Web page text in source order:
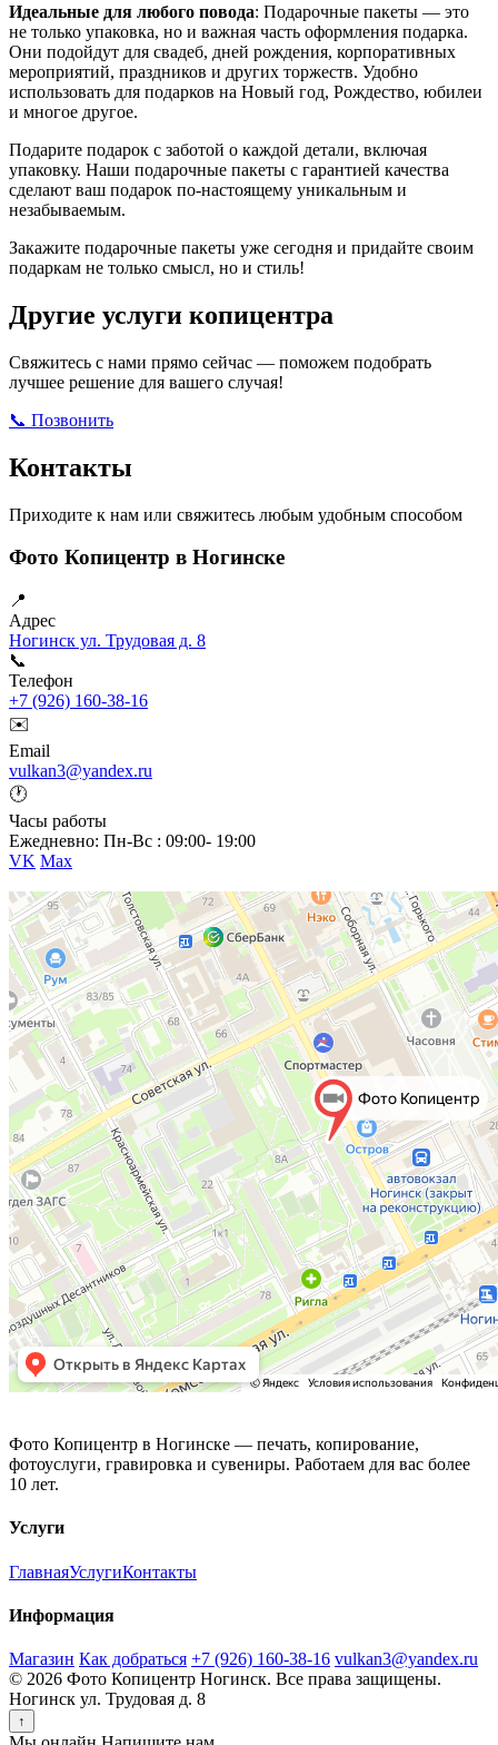
Идеальные для любого повода: Подарочные пакеты — это
не только упаковка, но и важная часть оформления подарка.
Они подойдут для свадеб, дней рождения, корпоративных
мероприятий, праздников и других торжеств. Удобно
использовать для подарков на Новый год, Рождество, юбилеи
и многое другое.
Подарите подарок с заботой о каждой детали, включая
упаковку. Наши подарочные пакеты с гарантией качества
сделают ваш подарок по-настоящему уникальным и
незабываемым.
Закажите подарочные пакеты уже сегодня и придайте своим
подаркам не только смысл, но и стиль!
Другие услуги копицентра
Свяжитесь с нами прямо сейчас — поможем подобрать
лучшее решение для вашего случая!
📞 Позвонить
Контакты
Приходите к нам или свяжитесь любым удобным способом
Фото Копицентр в Ногинске
📍
Адрес
Ногинск ул. Трудовая д. 8
📞
Телефон
+7 (926) 160-38-16
✉️
Email
vulkan3@yandex.ru
🕐
Часы работы
Ежедневно: Пн-Вс : 09:00- 19:00
VK Max
Фото Копицентр в Ногинске — печать, копирование,
фотоуслуги, гравировка и сувениры. Работаем для вас более
10 лет.
Услуги
ГлавнаяУслугиКонтакты
Информация
Магазин Как добраться +7 (926) 160-38-16 vulkan3@yandex.ru
© 2026 Фото Копицентр Ногинск. Все права защищены.
Ногинск ул. Трудовая д. 8
↑